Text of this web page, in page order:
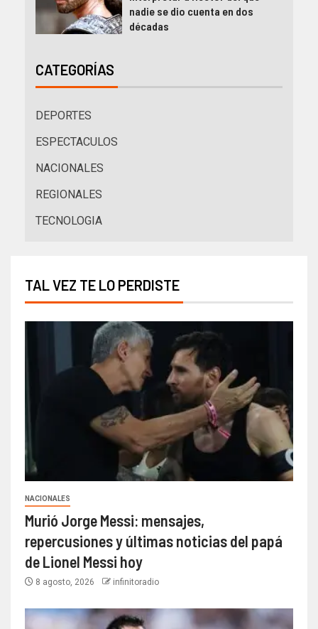
nadie se dio cuenta en dos
décadas
CATEGORÍAS
DEPORTES
ESPECTACULOS
NACIONALES
REGIONALES
TECNOLOGIA
TAL VEZ TE LO PERDISTE
NACIONALES
Murió Jorge Messi: mensajes,
repercusiones y últimas noticias del papá
de Lionel Messi hoy
8 agosto, 2026 infinitoradio